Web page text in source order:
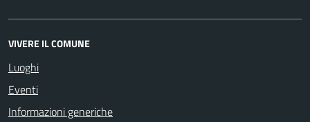
VIVERE IL COMUNE
Luoghi
Eventi
Informazioni generiche